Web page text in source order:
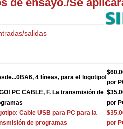
salidas
4 líneas, para el logotipo!
por
PC CABLE, F. La transmisión de
por
Cable USB para PC para la
de programas
por